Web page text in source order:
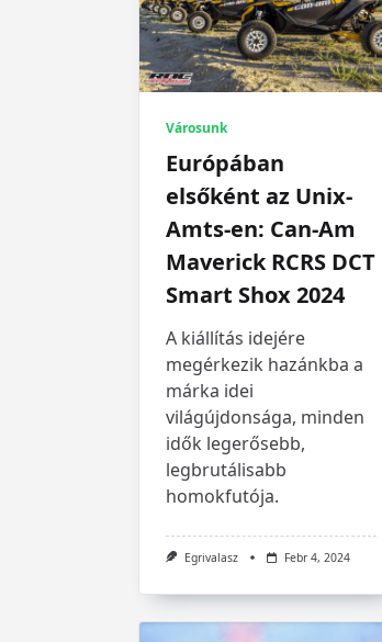
Városunk
Európában
elsőként az Unix-
Amts-en: Can-Am
Maverick RCRS DCT
Smart Shox 2024
A kiállítás idejére
megérkezik hazánkba a
márka idei
világújdonsága, minden
idők legerősebb,
legbrutálisabb
homokfutója.
Egrivalasz Febr 4, 2024